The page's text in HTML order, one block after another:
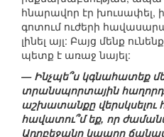
հնարավոր էր խուսափել,
գոտում ուժերի
լինել այլ: Բայց մենք
պետք է առաջ նայել:
— Ինչպե՞ս կգնահատեք
տրանսպորտային
աշխատանքը վերսկսելու
հավատու՞մ եք, որ
Ադրբեջանը կապող